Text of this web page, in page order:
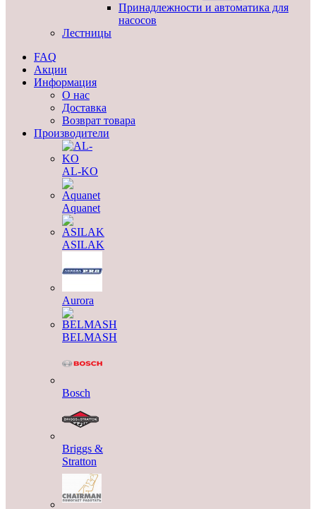
Принадлежности и автоматика для
насосов
Лестницы
FAQ
Акции
Информация
О нас
Доставка
Возврат товара
Производители
AL-KO
Aquanet
ASILAK
Aurora
BELMASH
Bosch
Briggs &
Stratton